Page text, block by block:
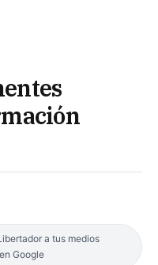
a tus medios
Google